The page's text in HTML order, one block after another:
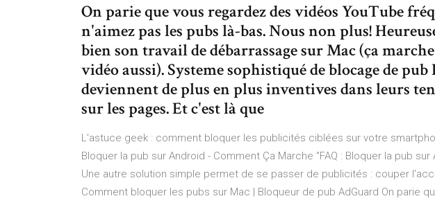
On parie que vous regardez des vidéos YouTube
n'aimez pas les pubs là-bas. Nous non plus!
bien son travail de débarrassage sur Mac (ça
vidéo aussi). Systeme sophistiqué de blocage de
deviennent de plus en plus inventives dans leurs
sur les pages. Et c'est là que
L'astuce geek : comment bloquer les publicités ciblées sur votre
Bloquer la pub sur Android - Comment Ça Marche "FAQ : Bloquer la pub
Une autre solution simple permet de se passer de publicités : couper
Comment bloquer les pubs sur Mac | Bloqueur de pub AdGuard On parie